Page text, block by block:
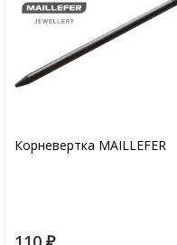
Корневертка MAILLEFER
₽